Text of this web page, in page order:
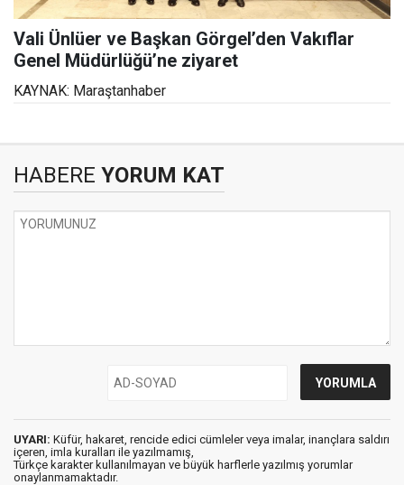
Vali Ünlüer ve Başkan Görgel’den Vakıflar
Genel Müdürlüğü’ne ziyaret
KAYNAK: Maraştanhaber
HABERE YORUM KAT
UYARI: Küfür, hakaret, rencide edici cümleler veya imalar, inançlara saldırı
içeren, imla kuralları ile yazılmamış,
Türkçe karakter kullanılmayan ve büyük harflerle yazılmış yorumlar
onaylanmamaktadır.